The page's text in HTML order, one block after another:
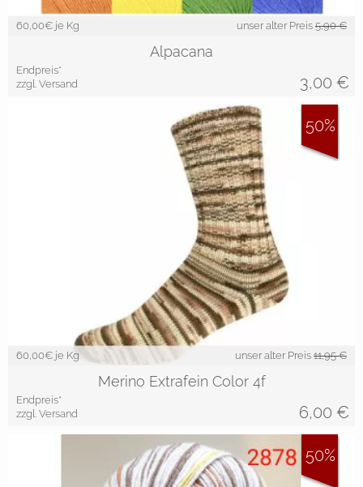
60,00€ je Kg unser alter Preis 5,90 €
Alpacana
Endpreis*
zzgl. Versand
3,00 €
60,00€ je Kg unser alter Preis 11,95 €
Merino Extrafein Color 4f
Endpreis*
zzgl. Versand
6,00 €
50%
50%